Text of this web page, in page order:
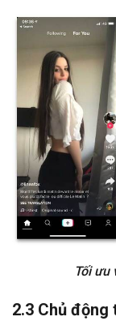
Tối ưu
2.3 Chủ